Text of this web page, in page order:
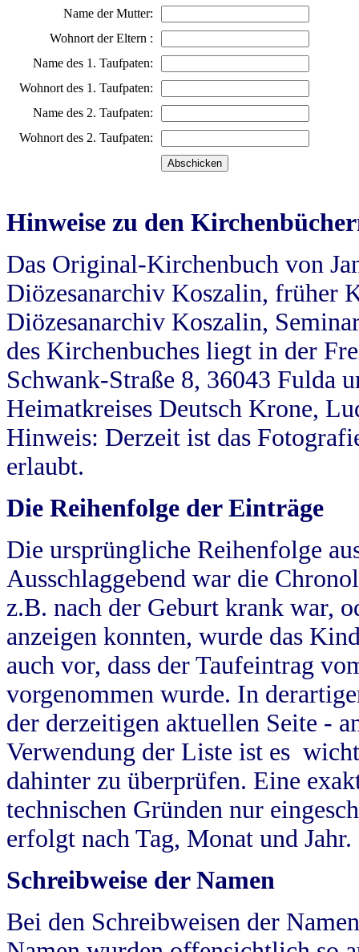
Name der Mutter:
Wohnort der Eltern :
Name des 1. Taufpaten:
Wohnort des 1. Taufpaten:
Name des 2. Taufpaten:
Wohnort des 2. Taufpaten:
Hinweise zu den
Das Original-Kirchenbuch von
Diözesanarchiv Koszalin, früher
Diözesanarchiv Koszalin,
des Kirchenbuches liegt in der
Schwank-Straße 8, 36043 Fulda
Heimatkreises Deutsch Krone,
Hinweis: Derzeit ist das
erlaubt.
Die Reihenfolge der Einträge
Die ursprüngliche Reihenfolge
Ausschlaggebend war die
z.B. nach der Geburt krank war,
anzeigen konnten, wurde das
auch vor, dass der Taufeintrag
vorgenommen wurde. In
der derzeitigen aktuellen Seite -
Verwendung der Liste ist es
dahinter zu überprüfen. Eine
technischen Gründen nur
erfolgt nach Tag, Monat und Jahr.
Schreibweise der Namen
Bei den Schreibweisen der